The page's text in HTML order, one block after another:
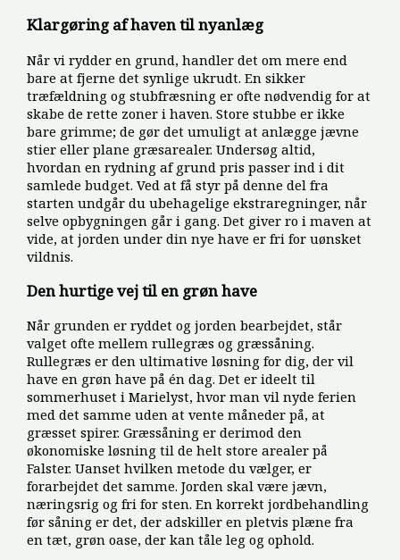
Klargøring af haven til nyanlæg
Når vi rydder en grund, handler det om mere end
bare at fjerne det synlige ukrudt. En sikker
træfældning og stubfræsning er ofte nødvendig for at
skabe de rette zoner i haven. Store stubbe er ikke
bare grimme; de gør det umuligt at anlægge jævne
stier eller plane græsarealer. Undersøg altid,
hvordan en rydning af grund pris passer ind i dit
samlede budget. Ved at få styr på denne del fra
starten undgår du ubehagelige ekstraregninger, når
selve opbygningen går i gang. Det giver ro i maven at
vide, at jorden under din nye have er fri for uønsket
vildnis.
Den hurtige vej til en grøn have
Når grunden er ryddet og jorden bearbejdet, står
valget ofte mellem rullegræs og græssåning.
Rullegræs er den ultimative løsning for dig, der vil
have en grøn have på én dag. Det er ideelt til
sommerhuset i Marielyst, hvor man vil nyde ferien
med det samme uden at vente måneder på, at
græsset spirer. Græssåning er derimod den
økonomiske løsning til de helt store arealer på
Falster. Uanset hvilken metode du vælger, er
forarbejdet det samme. Jorden skal være jævn,
næringsrig og fri for sten. En korrekt jordbehandling
før såning er det, der adskiller en pletvis plæne fra
en tæt, grøn oase, der kan tåle leg og ophold.